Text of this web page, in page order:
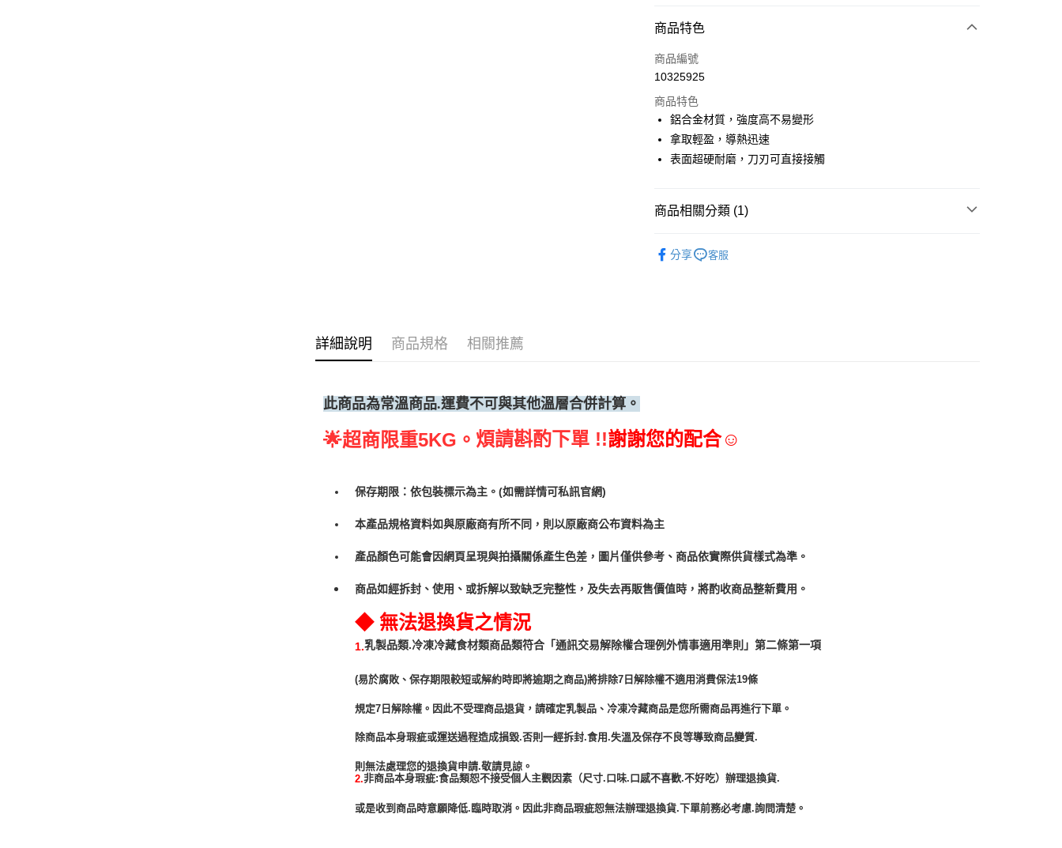
運送方式
• 付款後全家取貨
每筆NT$60，滿NT$699(含以上)免運費
• 付款後7-11取貨
每筆NT$60，滿NT$699(含以上)免運費
每筆NT$250
商品特色
商品編號
10325925
商品特色
鋁合金材質，強度高不易變形
拿取輕盈，導熱迅速
表面超硬耐磨，刀刃可直接接觸
商品相關分類 (1)
分享
客服
詳細說明 商品規格 相關推薦
此商品為常溫商品.運費不可與其他溫層合併計算。
🌟超商限重5KG。 煩請斟酌下單 !!謝謝您的配合☺
保存期限：依包裝標示為主。(如需詳情可私訊官網)
本產品規格資料如與原廠商有所不同，則以原廠商公布資料為主
產品顏色可能會因網頁呈現與拍攝關係產生色差，圖片僅供參考、商品依實際供貨樣式為準。
商品如經拆封、使用、或拆解以致缺乏完整性，及失去再販售價值時，將酌收商品整﻿新費用。
◆ 無法退換貨之情況
1.乳製品類.冷凍冷藏食材類商品類符合 「通訊交易解除權合理例外情事適用準則」第二條第一項
(易於腐敗、保存期限較短或解約時即將逾期之商品)將排除7日解除權不適用消費保法19條
規定7日解除權。因此不受理商品退貨，請確定乳製品、冷凍冷藏商品是您所需商品再進行下單。
除商品本身瑕疵或運送過程造成損毀.否則一經拆封.食用.失溫及保存不良等導致商品變質.
2.非商品本身瑕疵:食品類恕不接受個人主觀因素（尺寸.口味.口感不喜歡.不好吃）辦理退換貨.
或是收到商品時意願降低.臨時取消。因此非商品瑕疵恕無法辦理退換貨.下單前務必考慮.詢問清楚。